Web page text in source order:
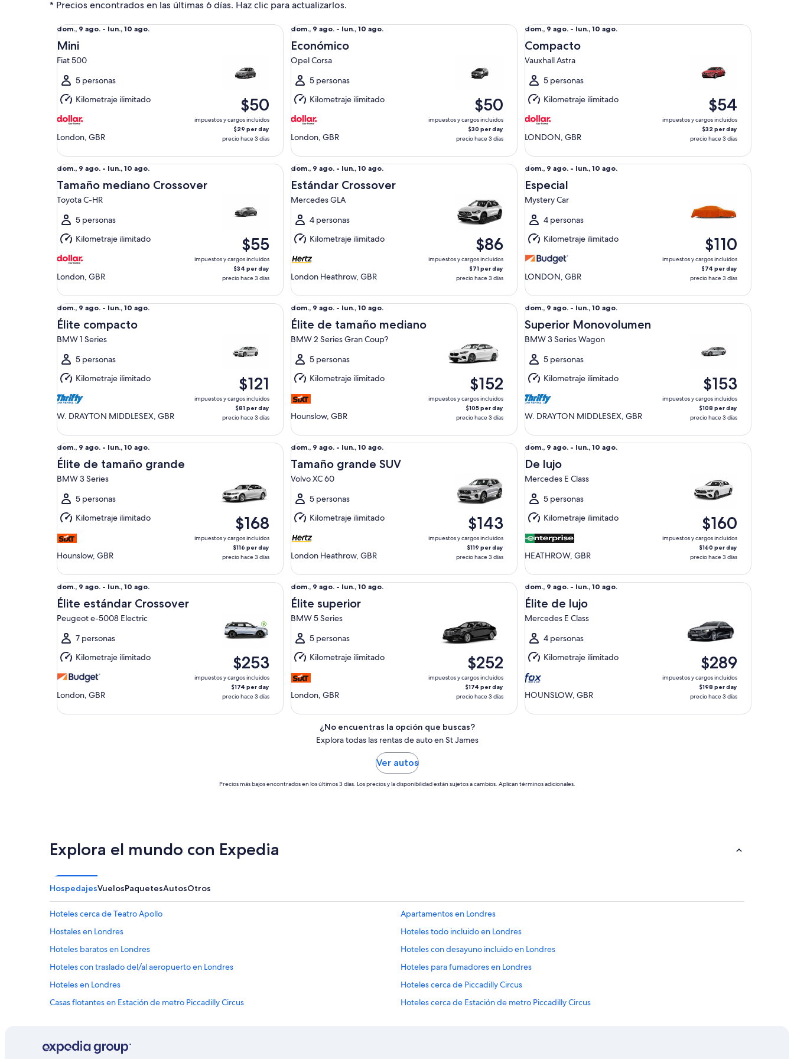
* Precios encontrados en las últimas 6 días. Haz clic para actualizarlos.
Del
dom.,
9
ago.
al
lun.,
10
ago.
dom., 9 ago. - lun., 10 ago.
Mini
Fiat 500
5 personas
Kilometraje ilimitado
London, GBR
$50
impuestos y cargos incluidos
$29 per day
precio hace 3 días
Mini Fiat 500
Del
dom.,
9
ago.
al
lun.,
10
ago.
dom., 9 ago. - lun., 10 ago.
Económico
Opel Corsa
5 personas
Kilometraje ilimitado
London, GBR
$50
impuestos y cargos incluidos
$30 per day
precio hace 3 días
Económico Opel Corsa
Del
dom.,
9
ago.
al
lun.,
10
ago.
dom., 9 ago. - lun., 10 ago.
Compacto
Vauxhall Astra
5 personas
Kilometraje ilimitado
LONDON, GBR
$54
impuestos y cargos incluidos
$32 per day
precio hace 3 días
Compacto Vauxhall Astra
Del
dom.,
9
ago.
al
lun.,
10
ago.
dom., 9 ago. - lun., 10 ago.
Tamaño mediano Crossover
Toyota C-HR
5 personas
Kilometraje ilimitado
London, GBR
$55
impuestos y cargos incluidos
$34 per day
precio hace 3 días
Tamaño mediano Crossover Toyota C-HR
Del
dom.,
9
ago.
al
lun.,
10
ago.
dom., 9 ago. - lun., 10 ago.
Estándar Crossover
Mercedes GLA
4 personas
Kilometraje ilimitado
London Heathrow, GBR
$86
impuestos y cargos incluidos
$71 per day
precio hace 3 días
Estándar Crossover Mercedes GLA
Del
dom.,
9
ago.
al
lun.,
10
ago.
dom., 9 ago. - lun., 10 ago.
Especial
Mystery Car
4 personas
Kilometraje ilimitado
LONDON, GBR
$110
impuestos y cargos incluidos
$74 per day
precio hace 3 días
Especial Mystery Car
Del
dom.,
9
ago.
al
lun.,
10
ago.
dom., 9 ago. - lun., 10 ago.
Élite compacto
BMW 1 Series
5 personas
Kilometraje ilimitado
W. DRAYTON MIDDLESEX, GBR
$121
impuestos y cargos incluidos
$81 per day
precio hace 3 días
Élite compacto BMW 1 Series
Del
dom.,
9
ago.
al
lun.,
10
ago.
dom., 9 ago. - lun., 10 ago.
Élite de tamaño mediano
BMW 2 Series Gran Coup?
5 personas
Kilometraje ilimitado
Hounslow, GBR
$152
impuestos y cargos incluidos
$105 per day
precio hace 3 días
Élite de tamaño mediano BMW 2 Series Gran Coup?
Del
dom.,
9
ago.
al
lun.,
10
ago.
dom., 9 ago. - lun., 10 ago.
Superior Monovolumen
BMW 3 Series Wagon
5 personas
Kilometraje ilimitado
W. DRAYTON MIDDLESEX, GBR
$153
impuestos y cargos incluidos
$108 per day
precio hace 3 días
Superior Monovolumen BMW 3 Series Wagon
Del
dom.,
9
ago.
al
lun.,
10
ago.
dom., 9 ago. - lun., 10 ago.
Élite de tamaño grande
BMW 3 Series
5 personas
Kilometraje ilimitado
Hounslow, GBR
$168
impuestos y cargos incluidos
$116 per day
precio hace 3 días
Élite de tamaño grande BMW 3 Series
Del
dom.,
9
ago.
al
lun.,
10
ago.
dom., 9 ago. - lun., 10 ago.
Tamaño grande SUV
Volvo XC 60
5 personas
Kilometraje ilimitado
London Heathrow, GBR
$143
impuestos y cargos incluidos
$119 per day
precio hace 3 días
Tamaño grande SUV Volvo XC 60
Del
dom.,
9
ago.
al
lun.,
10
ago.
dom., 9 ago. - lun., 10 ago.
De lujo
Mercedes E Class
5 personas
Kilometraje ilimitado
HEATHROW, GBR
$160
impuestos y cargos incluidos
$160 per day
precio hace 3 días
De lujo Mercedes E Class
Del
dom.,
9
ago.
al
lun.,
10
ago.
dom., 9 ago. - lun., 10 ago.
Élite estándar Crossover
Peugeot e-5008 Electric
7 personas
Kilometraje ilimitado
London, GBR
$253
impuestos y cargos incluidos
$174 per day
precio hace 3 días
Élite estándar Crossover Peugeot e-5008 Electric
Del
dom.,
9
ago.
al
lun.,
10
ago.
dom., 9 ago. - lun., 10 ago.
Élite superior
BMW 5 Series
5 personas
Kilometraje ilimitado
London, GBR
$252
impuestos y cargos incluidos
$174 per day
precio hace 3 días
Élite superior BMW 5 Series
Del
dom.,
9
ago.
al
lun.,
10
ago.
dom., 9 ago. - lun., 10 ago.
Élite de lujo
Mercedes E Class
4 personas
Kilometraje ilimitado
HOUNSLOW, GBR
$289
impuestos y cargos incluidos
$198 per day
precio hace 3 días
Élite de lujo Mercedes E Class
¿No encuentras la opción que buscas?
Explora todas las rentas de auto en St James
Ver autos
Precios más bajos encontrados en los últimos 3 días. Los precios y la disponibilidad están sujetos a cambios. Aplican términos adicionales.
Explora el mundo con Expedia
HospedajesVuelosPaquetesAutosOtros
Hoteles cerca de Teatro Apollo
Apartamentos en Londres
Hostales en Londres
Hoteles todo incluido en Londres
Hoteles baratos en Londres
Hoteles con desayuno incluido en Londres
Hoteles con traslado del/al aeropuerto en Londres
Hoteles para fumadores en Londres
Hoteles en Londres
Hoteles cerca de Piccadilly Circus
Casas flotantes en Estación de metro Piccadilly Circus
Hoteles cerca de Estación de metro Piccadilly Circus
Ace Hotel en Centro de la ciudad de Londres